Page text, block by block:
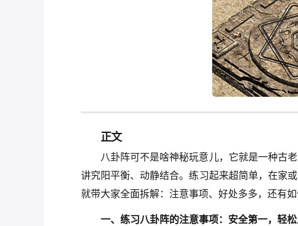
正文
八卦阵可不是啥神秘玩意儿，它就是一种古
讲究阳平衡、动静结合。练习起来超简单，在家
就带大家全面拆解：注意事项、好处多多，还有如
一、练习八卦阵的注意事项：安全第一，轻